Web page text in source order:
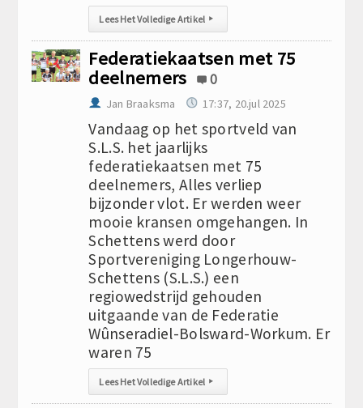
Lees Het Volledige Artikel ▸
Federatiekaatsen met 75
deelnemers
0
Jan Braaksma 17:37, 20.jul 2025
Vandaag op het sportveld van
S.L.S. het jaarlijks
federatiekaatsen met 75
deelnemers, Alles verliep
bijzonder vlot. Er werden weer
mooie kransen omgehangen. In
Schettens werd door
Sportvereniging Longerhouw-
Schettens (S.L.S.) een
regiowedstrijd gehouden
uitgaande van de Federatie
Wûnseradiel-Bolsward-Workum. Er
waren 75
Lees Het Volledige Artikel ▸